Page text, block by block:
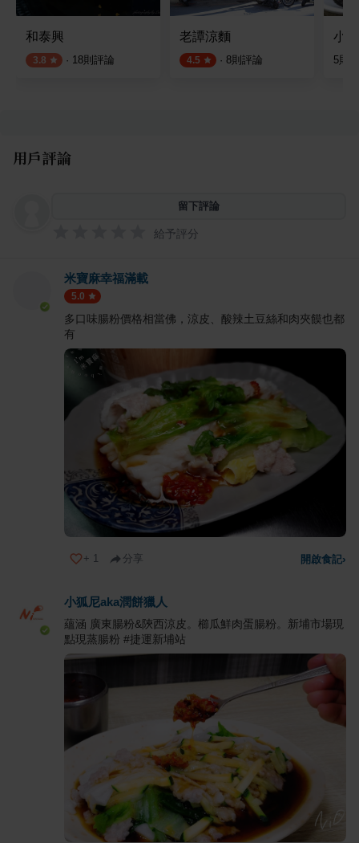
和泰興
3.8 · 18則評論
老譚涼麵
4.5 · 8則評論
小
5則
用戶評論
留下評論
給予評分
米寶麻幸福滿載
5.0
多口味腸粉價格相當佛，涼皮、酸辣土豆絲和肉夾饃也都
有
+ 1 分享 開啟食記›
小狐尼aka潤餅獵人
蘊涵 廣東腸粉&陝西涼皮。櫛瓜鮮肉蛋腸粉。新埔市場現
點現蒸腸粉 #捷運新埔站